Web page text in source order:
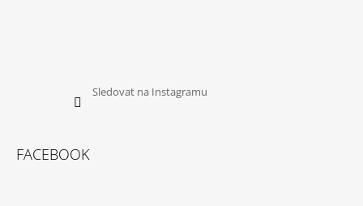
Sledovat na Instagramu
FACEBOOK